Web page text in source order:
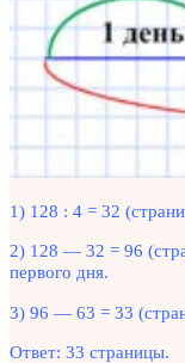
1) 128 : 4 = 32
2) 128 — 32 = 96
первого дня.
3) 96 — 63 = 33
Ответ: 33 страницы.